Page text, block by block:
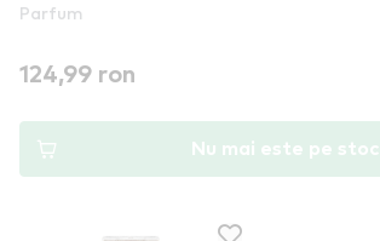
Parfum
124,99 ron
Nu mai este pe stoc